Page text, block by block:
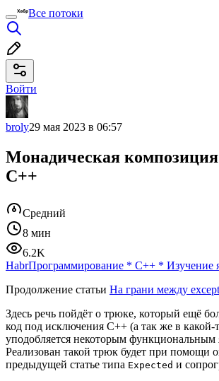
Все потоки
Войти
broly29 мая 2023 в 06:57
Монадическая
C++
Средний
8 мин
6.2K
HabrПрограммирование * C++ * Изучение
Продолжение статьи На грани между
Здесь речь пойдёт о трюке, который ещё
код под исключения C++ (а так же в какой-
уподобляется некоторым функциональным
Реализован такой трюк будет при помощи
предыдущей статье типа Expected и